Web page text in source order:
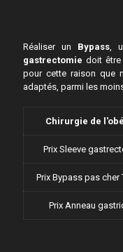
Réaliser un Bypass,
gastrectomie doit être
pour cette raison que
adaptés, parmi les
Chirurgie de
Prix Sleeve
Prix Bypass pas cher
Prix Anneau